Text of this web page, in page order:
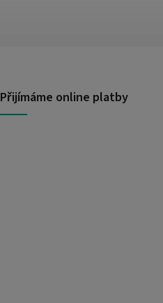
Přijímáme online platby